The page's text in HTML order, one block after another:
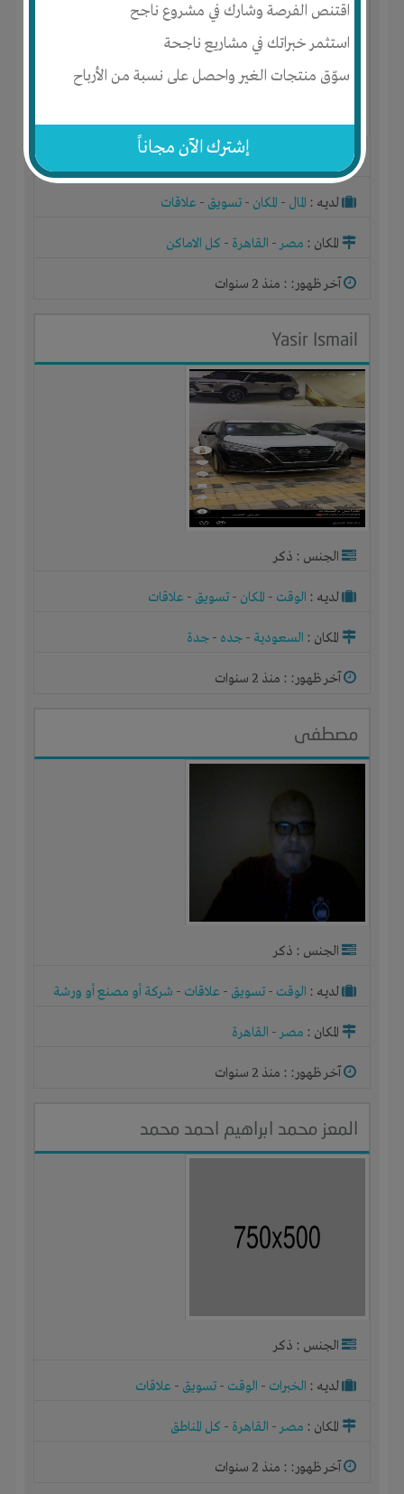
اقتنص الفرصة وشارك في مشروع ناجح
استثمر خبراتك في مشاريع ناجحة
سوّق منتجات الغير واحصل على نسبة من الأرباح
إشترك الآن مجاناً
لديـه : المال - المكان - تسويق - علاقات
المكان : مصر- القاهرة - كل الاماكن
آخر ظهور: : منذ 2 سنوات
Yasir Ismail
الجنس : ذكر
لديـه : الوقت - المكان - تسويق - علاقات
المكان : السعودية - جده - جدة
آخر ظهور: : منذ 2 سنوات
مصطفى
الجنس : ذكر
لديـه : الوقت - تسويق - علاقات - شركة أو مصنع أو ورشة
المكان : مصر- القاهرة
آخر ظهور: : منذ 2 سنوات
المعز محمد ابراهيم احمد محمد
الجنس : ذكر
لديـه : الخبرات - الوقت - تسويق - علاقات
المكان : مصر- القاهرة - كل المناطق
آخر ظهور: : منذ 2 سنوات